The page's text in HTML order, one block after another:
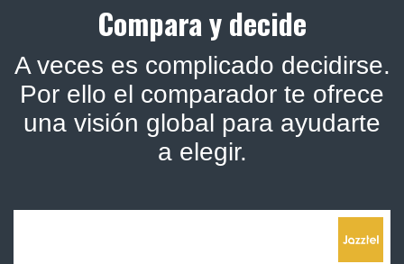
Compara y decide
A veces es complicado decidirse.
Por ello el comparador te ofrece
una visión global para ayudarte
a elegir.